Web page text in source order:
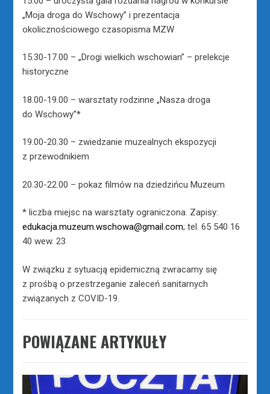
„Moja droga do Wschowy” i prezentacja
okolicznościowego czasopisma MZW
15.30-17.00 – „Drogi wielkich wschowian” – prelekcje
historyczne
18.00-19.00 – warsztaty rodzinne „Nasza droga
do Wschowy”*
19.00-20.30 – zwiedzanie muzealnych ekspozycji
z przewodnikiem
20.30-22.00 – pokaz filmów na dziedzińcu Muzeum
* liczba miejsc na warsztaty ograniczona. Zapisy:
edukacja.muzeum.wschowa@gmail.com; tel. 65 540 16
40 wew. 23
W związku z sytuacją epidemiczną zwracamy się
z prośbą o przestrzeganie zaleceń sanitarnych
związanych z COVID-19.
POWIĄZANE ARTYKUŁY